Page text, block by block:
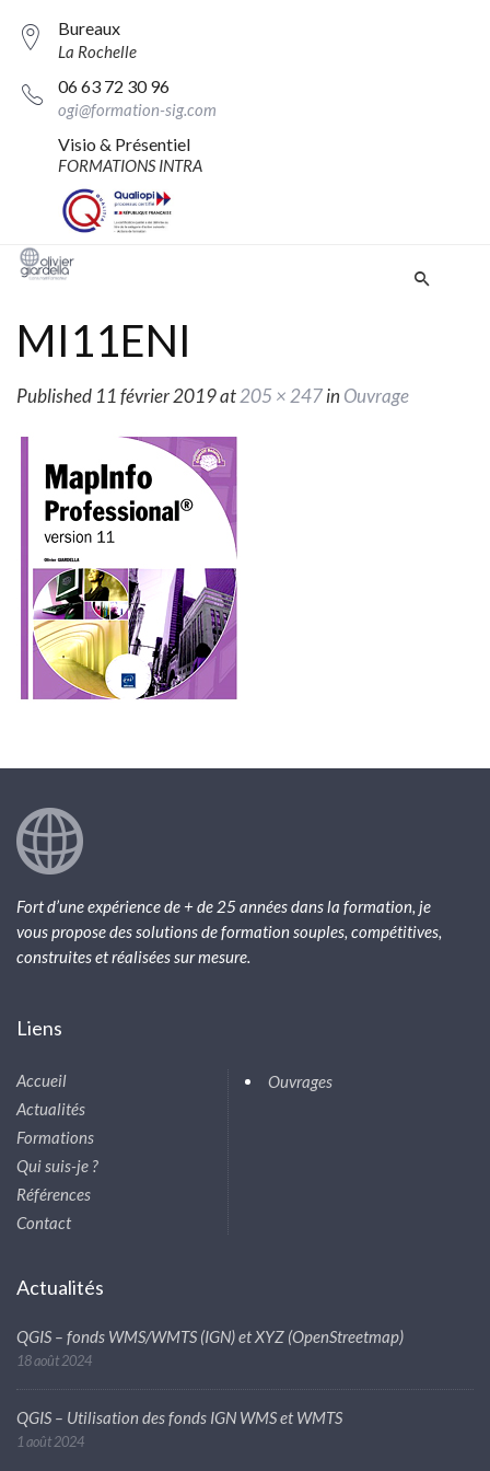
Bureaux
La Rochelle
06 63 72 30 96
ogi@formation-sig.com
Visio & Présentiel
FORMATIONS INTRA
MI11ENI
Published 11 février 2019at205 × 247inOuvrage
Fort d’une expérience de + de 25 années dans la formation, je
vous propose des solutions de formation souples, compétitives,
construites et réalisées sur mesure.
Liens
Accueil
Actualités
Formations
Qui suis-je ?
Références
Contact
Ouvrages
Actualités
QGIS – fonds WMS/WMTS (IGN) et XYZ (OpenStreetmap)
18 août 2024
QGIS – Utilisation des fonds IGN WMS et WMTS
1 août 2024